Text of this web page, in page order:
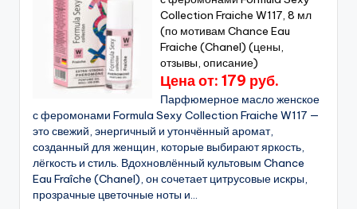
Collection Fraiche W117, 8 мл
(по мотивам Chance Eau
Fraiche (Chanel) (цены,
отзывы, описание)
Цена от: 179 руб.
Парфюмерное масло женское
с феромонами Formula Sexy Collection Fraiche W117 —
это свежий, энергичный и утончённый аромат,
созданный для женщин, которые выбирают яркость,
лёгкость и стиль. Вдохновлённый культовым Chance
Eau Fraîche (Chanel), он сочетает цитрусовые искры,
прозрачные цветочные ноты и...